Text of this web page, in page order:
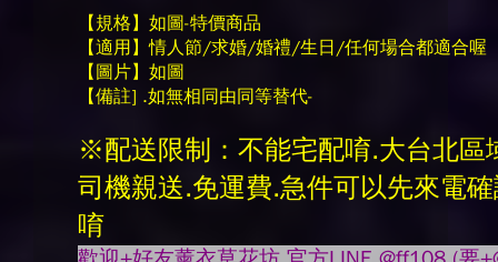
【規格】如圖-特價商品
【適用】情人節/求婚/婚禮/生日/任何場合都適合喔
【圖片】如圖
【備註] .如無相同由同等替代-
※配送限制：不能宅配唷.大台北區
司機親送.免運費.急件可以先來電
唷